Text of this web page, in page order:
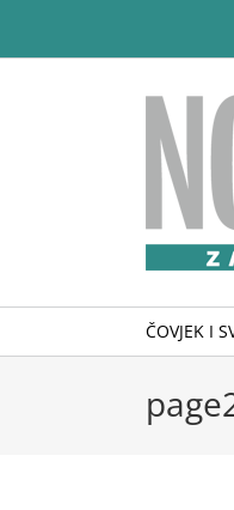
content
ČOVJEK I